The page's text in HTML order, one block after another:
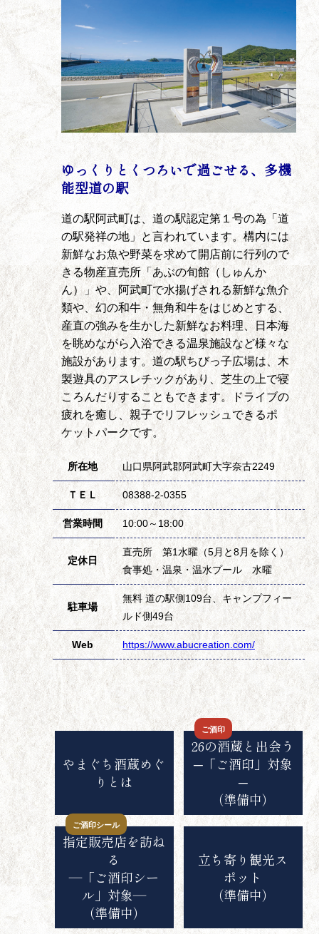
ゆっくりとくつろいで過ごせる、多機
能型道の駅
道の駅阿武町は、道の駅認定第１号の為「道
の駅発祥の地」と言われています。構内には
新鮮なお魚や野菜を求めて開店前に行列ので
きる物産直売所「あぶの旬館（しゅんか
ん）」や、阿武町で水揚げされる新鮮な魚介
類や、幻の和牛・無角和牛をはじめとする、
産直の強みを生かした新鮮なお料理、日本海
を眺めながら入浴できる温泉施設など様々な
施設があります。道の駅ちびっ子広場は、木
製遊具のアスレチックがあり、芝生の上で寝
ころんだりすることもできます。ドライブの
疲れを癒し、親子でリフレッシュできるポ
ケットパークです。
所在地 山口県阿武郡阿武町大字奈古2249
ＴＥＬ 08388-2-0355
営業時間 10:00～18:00
定休日
直売所 第1水曜（5月と8月を除く）
食事処・温泉・温水プール 水曜
駐車場
無料 道の駅側109台、キャンプフィー
ルド側49台
Web https://www.abucreation.com/
やまぐち酒蔵めぐ
りとは
ご酒印
26の酒蔵と出会う
─「ご酒印」対象
─
（準備中）
ご酒印シール
指定販売店を訪ね
る
―「ご酒印シー
ル」対象―
（準備中）
立ち寄り観光ス
ポット
（準備中）